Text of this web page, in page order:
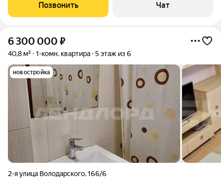
Позвонить Чат
6 300 000 ₽
40,8 м² 1-комн. квартира 5 этаж из 6
новостройка
2-я улица Володарского,166/6